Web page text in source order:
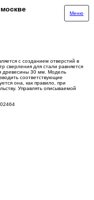
Меню
с созданием отверстий в
сверления для стали равняется
древесины 30 мм. Модель
соответствующие
она, как правило, при
Управлять описываемой